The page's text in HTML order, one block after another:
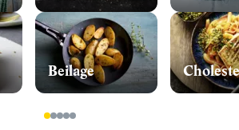
Beilage
12345